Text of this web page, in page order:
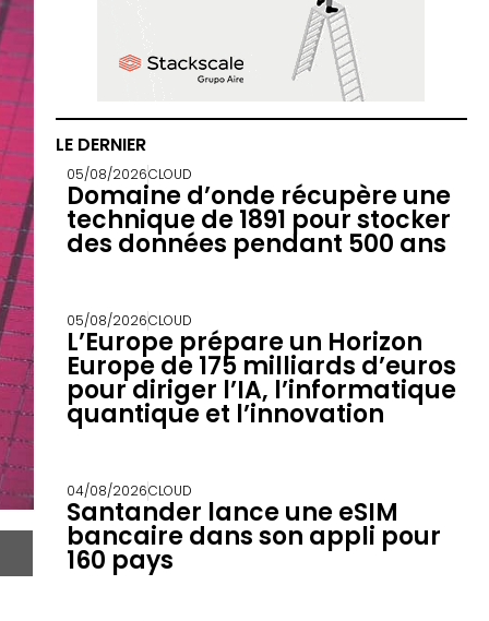
LE DERNIER
05/08/2026CLOUD
Domaine d’onde récupère une
technique de 1891 pour stocker
des données pendant 500 ans
05/08/2026CLOUD
L’Europe prépare un Horizon
Europe de 175 milliards d’euros
pour diriger l’IA, l’informatique
quantique et l’innovation
04/08/2026CLOUD
Santander lance une eSIM
bancaire dans son appli pour
160 pays